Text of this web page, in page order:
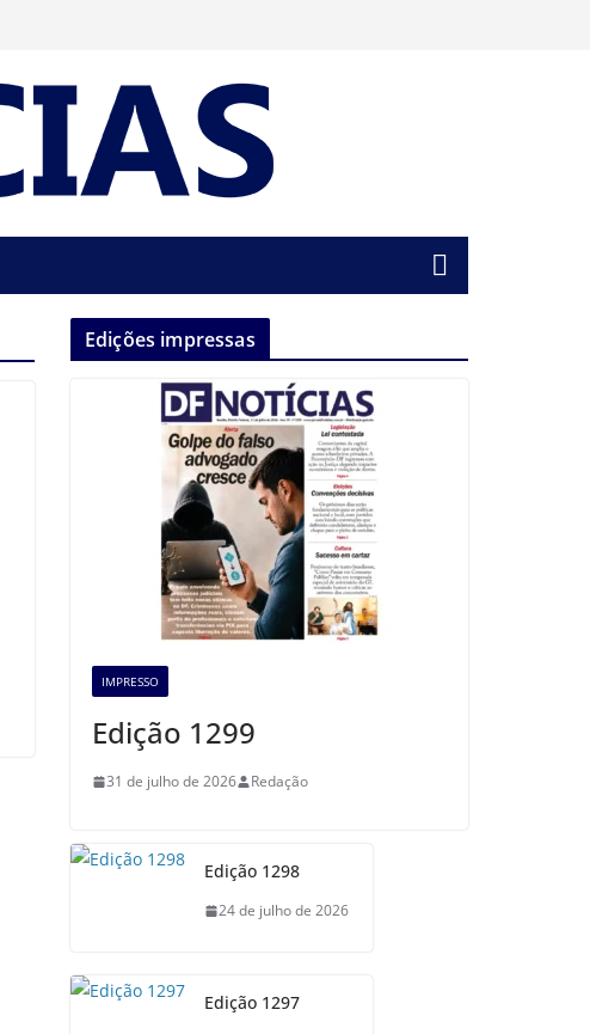
Edições impressas
IMPRESSO
Edição 1299
31 de julho de 2026 Redação
Edição 1298
24 de julho de 2026
Edição 1297